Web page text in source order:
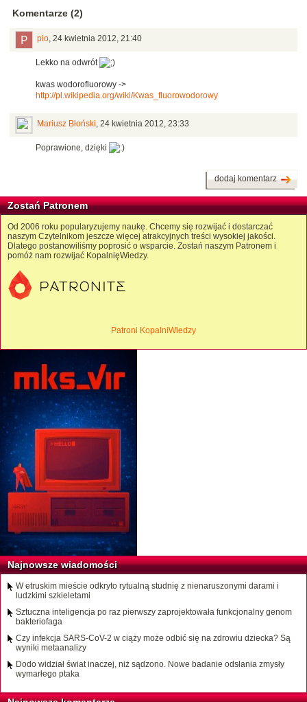
Komentarze (2)
pio, 24 kwietnia 2012, 21:40
Lekko na odwrót
kwas wodorofluorowy ->
http://pl.wikipedia.org/wiki/Kwas_fluorowodorowy
Mariusz Błoński, 24 kwietnia 2012, 23:33
Poprawione, dzięki
dodaj komentarz
Zostań Patronem
Od 2006 roku popularyzujemy naukę. Chcemy się rozwijać i dostarczać
naszym Czytelnikom jeszcze więcej atrakcyjnych treści wysokiej jakości.
Dlatego postanowiliśmy poprosić o wsparcie. Zostań naszym Patronem i
pomóż nam rozwijać KopalnięWiedzy.
Patroni KopalniWiedzy
Najnowsze wiadomości
W etruskim mieście odkryto rytualną studnię z nienaruszonymi darami i
ludzkimi szkieletami
Sztuczna inteligencja po raz pierwszy zaprojektowała funkcjonalny genom
bakteriofaga
Czy infekcja SARS-CoV-2 w ciąży może odbić się na zdrowiu dziecka? Są
wyniki metaanalizy
Dodo widział świat inaczej, niż sądzono. Nowe badanie odsłania zmysły
wymarłego ptaka